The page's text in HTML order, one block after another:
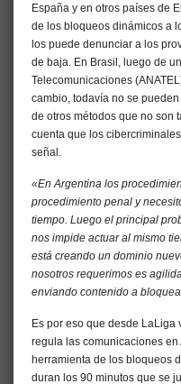
España y en otros países de
de los bloqueos dinámicos a
los puede denunciar a los
de baja. En Brasil, luego de
Telecomunicaciones
cambio, todavía no se
de otros métodos que no son
cuenta que los
señal.
«En Argentina los
procedimiento penal y
tiempo. Luego el principal
nos impide actuar al mismo
está creando un dominio
nosotros requerimos es
enviando contenido a
Es por eso que desde
regula las comunicaciones
herramienta de los bloqueos
duran los 90 minutos que se